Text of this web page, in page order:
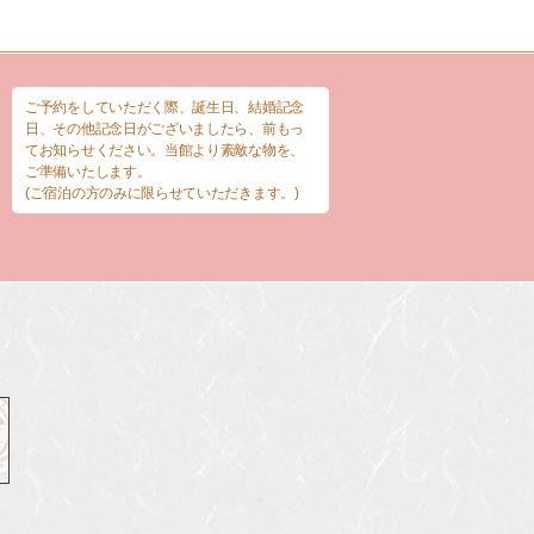
ご予約をしていただく際、誕生日、結婚記念
日、その他記念日がございましたら、前もっ
てお知らせください。当館より素敵な物を、
ご準備いたします。
(ご宿泊の方のみに限らせていただきます。)